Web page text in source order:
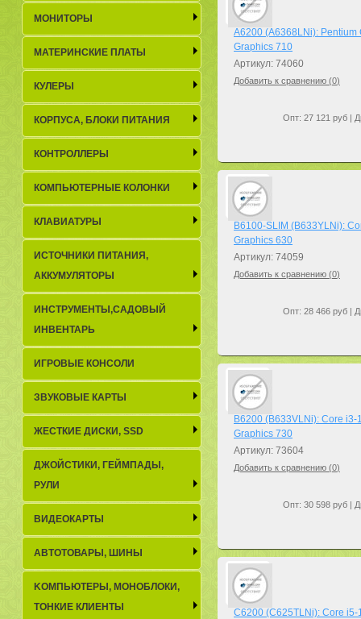
A6200 (A6368LNi): Pentium
Graphics 710
Артикул: 74060
Добавить к сравнению (0)
Опт: 27 121 руб |
B6100-SLIM (B633YLNi):
Graphics 630
Артикул: 74059
Добавить к сравнению (0)
Опт: 28 466 руб |
B6200 (B633VLNi): Core
Graphics 730
Артикул: 73604
Добавить к сравнению (0)
Опт: 30 598 руб |
C6200 (C625TLNi): Core
МОНИТОРЫ
МАТЕРИНСКИЕ ПЛАТЫ
КУЛЕРЫ
КОРПУСА, БЛОКИ ПИТАНИЯ
КОНТРОЛЛЕРЫ
КОМПЬЮТЕРНЫЕ КОЛОНКИ
КЛАВИАТУРЫ
ИСТОЧНИКИ ПИТАНИЯ,
АККУМУЛЯТОРЫ
ИНСТРУМЕНТЫ,САДОВЫЙ
ИНВЕНТАРЬ
ИГРОВЫЕ КОНСОЛИ
ЗВУКОВЫЕ КАРТЫ
ЖЕСТКИЕ ДИСКИ, SSD
ДЖОЙСТИКИ, ГЕЙМПАДЫ,
РУЛИ
ВИДЕОКАРТЫ
АВТОТОВАРЫ, ШИНЫ
KОМПЬЮТЕРЫ, МОНОБЛОКИ,
ТОНКИЕ КЛИЕНТЫ